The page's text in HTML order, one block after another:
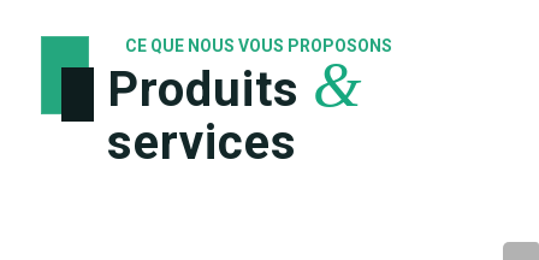
CE QUE NOUS VOUS PROPOSONS
Produits &
services